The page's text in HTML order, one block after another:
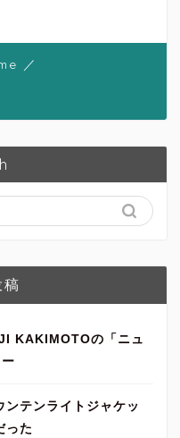
／
KAKIMOTOの「ニュ
ンテンライトジャケッ
った